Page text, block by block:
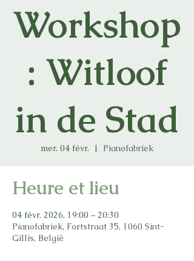
Workshop
: Witloof
in de Stad
mer. 04 févr.
  |
Pianofabriek
Heure et lieu
04 févr. 2026, 19:00 – 20:30
Pianofabriek, Fortstraat 35, 1060 Sint-
Gillis, België